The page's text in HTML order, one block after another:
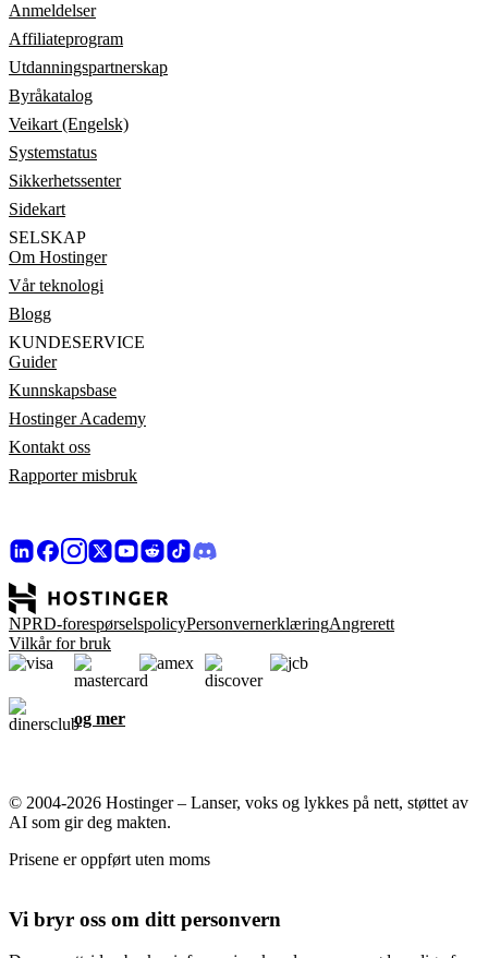
Anmeldelser
Affiliateprogram
Utdanningspartnerskap
Byråkatalog
Veikart (Engelsk)
Systemstatus
Sikkerhetssenter
Sidekart
SELSKAP
Om Hostinger
Vår teknologi
Blogg
KUNDESERVICE
Guider
Kunnskapsbase
Hostinger Academy
Kontakt oss
Rapporter misbruk
NPRD-forespørselspolicyPersonvernerklæringAngrerett
Vilkår for bruk
og mer
© 2004-2026 Hostinger – Lanser, voks og lykkes på nett, støttet av
AI som gir deg makten.
Prisene er oppført uten moms
Vi bryr oss om ditt personvern